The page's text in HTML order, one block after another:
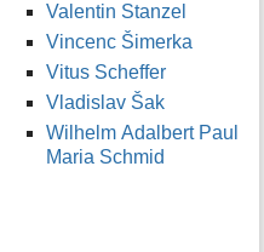
Valentin Stanzel
Vincenc Šimerka
Vitus Scheffer
Vladislav Šak
Wilhelm Adalbert Paul
Maria Schmid